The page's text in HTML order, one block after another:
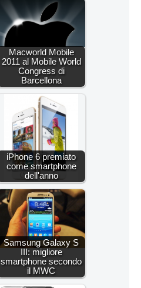
Macworld Mobile
2011 al Mobile World
Congress di
Barcellona
iPhone 6 premiato
come smartphone
dell'anno
Samsung Galaxy S
III: migliore
smartphone secondo
il MWC